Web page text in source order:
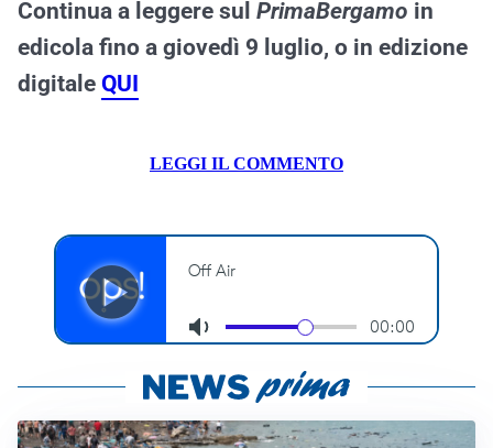
Continua a leggere sul PrimaBergamo in
edicola fino a giovedì 9 luglio, o in edizione
digitale QUI
LEGGI IL COMMENTO